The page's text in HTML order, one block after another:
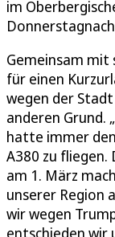
im
Gemeinsam mit
für einen
wegen der
anderen Grund.
hatte immer
A380 zu
am 1. März
unserer Region
wir wegen
entschieden wir